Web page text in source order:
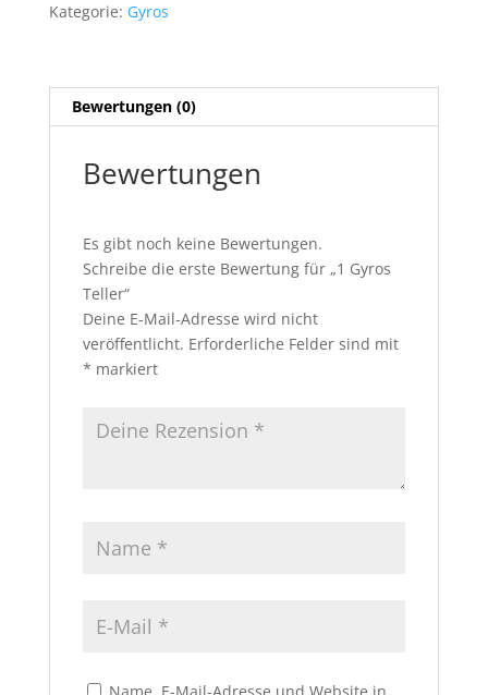
Kategorie: Gyros
Bewertungen (0)
Bewertungen
Es gibt noch keine Bewertungen.
Schreibe die erste Bewertung für „1 Gyros
Teller“
Deine E-Mail-Adresse wird nicht
veröffentlicht. Erforderliche Felder sind mit
* markiert